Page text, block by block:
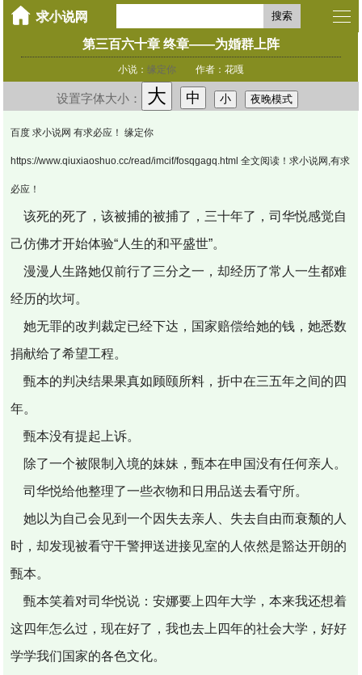
搜索
第三百六十章 终章——为婚群上阵
小说： 缘定你 作者：花嘎
设置字体大小： 大 中 小 夜晚模式
百度 求小说网 有求必应！ 缘定你
https://www.qiuxiaoshuo.cc/read/imcif/fosqgagq.html 全文阅读！求小说网,有求
必应！
该死的死了，该被捕的被捕了，三十年了，司华悦感觉自
己仿佛才开始体验“人生的和平盛世”。
漫漫人生路她仅前行了三分之一，却经历了常人一生都难
经历的坎坷。
她无罪的改判裁定已经下达，国家赔偿给她的钱，她悉数
捐献给了希望工程。
甄本的判决结果果真如顾颐所料，折中在三五年之间的四
年。
甄本没有提起上诉。
除了一个被限制入境的妹妹，甄本在申国没有任何亲人。
司华悦给他整理了一些衣物和日用品送去看守所。
她以为自己会见到一个因失去亲人、失去自由而衰颓的人
时，却发现被看守干警押送进接见室的人依然是豁达开朗的
甄本。
甄本笑着对司华悦说：安娜要上四年大学，本来我还想着
这四年怎么过，现在好了，我也去上四年的社会大学，好好
学学我们国家的各色文化。